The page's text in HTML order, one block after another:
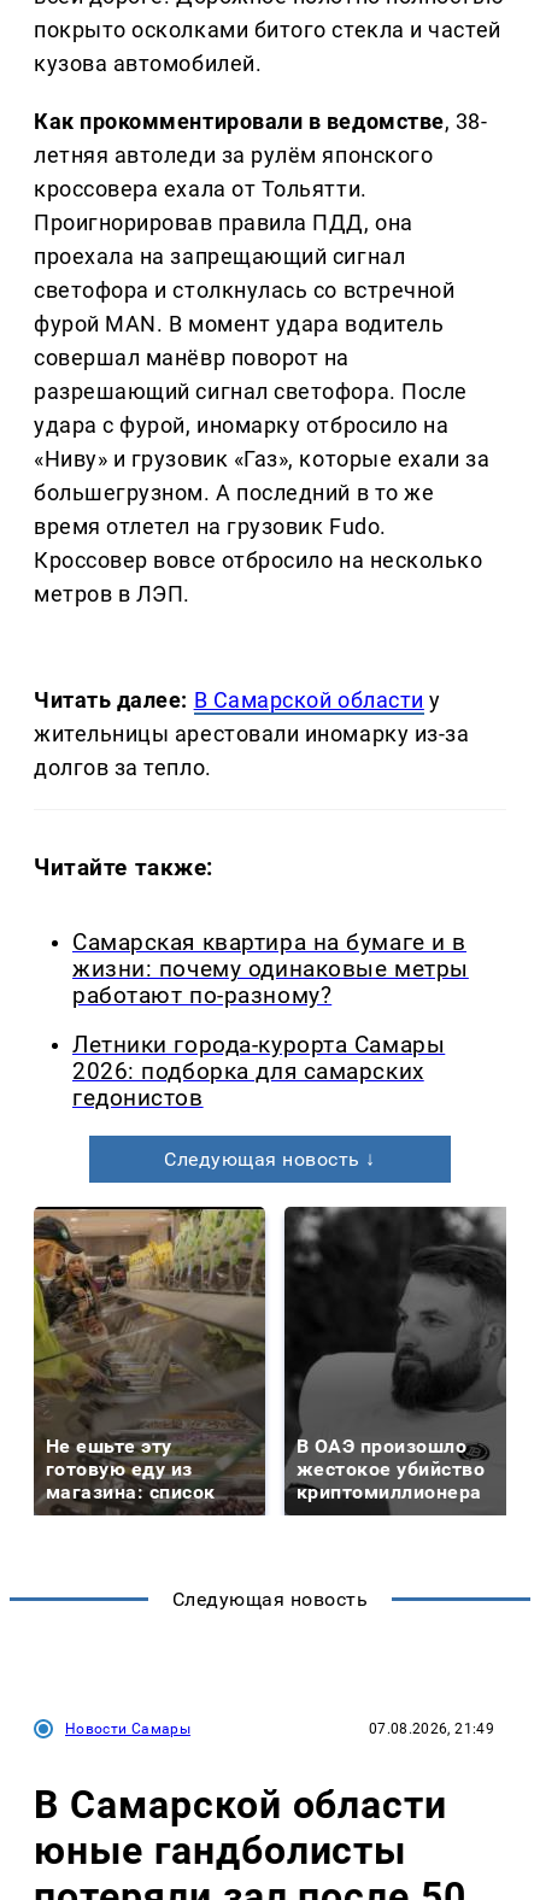
покрыто осколками битого стекла и частей
кузова автомобилей.
Как прокомментировали в ведомстве, 38-
летняя автоледи за рулём японского
кроссовера ехала от Тольятти.
Проигнорировав правила ПДД, она
проехала на запрещающий сигнал
светофора и столкнулась со встречной
фурой MAN. В момент удара водитель
совершал манёвр поворот на
разрешающий сигнал светофора. После
удара с фурой, иномарку отбросило на
«Ниву» и грузовик «Газ», которые ехали за
большегрузном. А последний в то же
время отлетел на грузовик Fudo.
Кроссовер вовсе отбросило на несколько
метров в ЛЭП.
Читать далее: В Самарской области у
жительницы арестовали иномарку из-за
долгов за тепло.
Читайте также:
Самарская квартира на бумаге и в
жизни: почему одинаковые метры
работают по-разному?
Летники города-курорта Самары
2026: подборка для самарских
гедонистов
Следующая новость ↓
Не ешьте эту
готовую еду из
магазина: список
В ОАЭ произошло
жестокое убийство
криптомиллионера
Следующая новость
Новости Самары 07.08.2026, 21:49
В Самарской области
юные гандболисты